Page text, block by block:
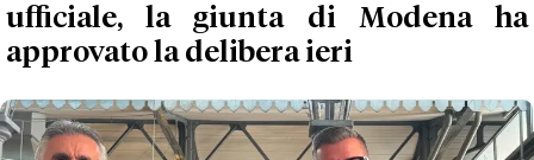
ufficiale, la giunta di Modena ha
approvato la delibera ieri